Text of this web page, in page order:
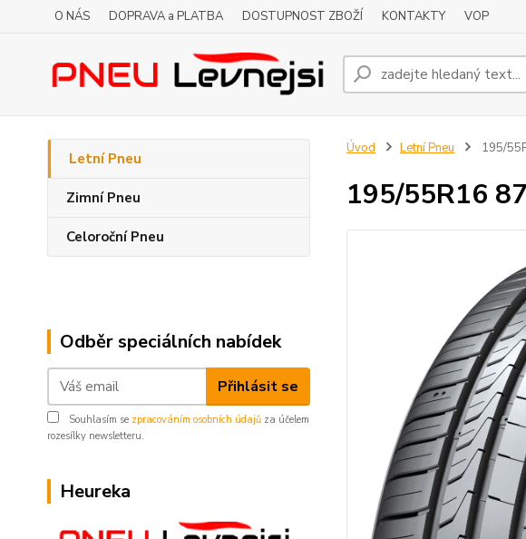
O NÁS DOPRAVA a PLATBA DOSTUPNOST ZBOŽÍ KONTAKTY VOP
Letní Pneu
Zimní Pneu
Celoroční Pneu
Odběr speciálních nabídek
Přihlásit se
Souhlasím se zpracováním osobních údajů za účelem
rozesílky newsletteru.
Heureka
Úvod Letní Pneu 195/
195/55R16